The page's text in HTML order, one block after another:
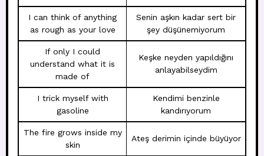
I can think of anything
as rough as your love
Senin aşkın kadar sert bir
şey düşünemiyorum
If only I could
understand what it is
made of
Keşke neyden yapıldığını
anlayabilseydim
I trick myself with
gasoline
Kendimi benzinle
kandırıyorum
The fire grows inside my
skin
Ateş derimin içinde büyüyor